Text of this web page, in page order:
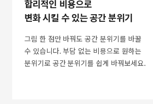
합리적인 비용으로
변화 시킬 수 있는 공간 분위기
그림 한 점만 바꿔도 공간 분위기를 바꿀
수 있습니다. 부담 없는 비용으로 원하는
분위기로 공간 분위기를 쉽게 바꿔보세요.